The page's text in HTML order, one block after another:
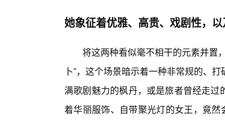
她象征着优雅、高贵、戏剧性，
将这两种看似毫不相干的元素并置
卜”，这个场景暗示着一种非常规的、
满歌剧魅力的枫丹，或是旅者曾经走
着华丽服饰、自带聚光灯的女王，竟